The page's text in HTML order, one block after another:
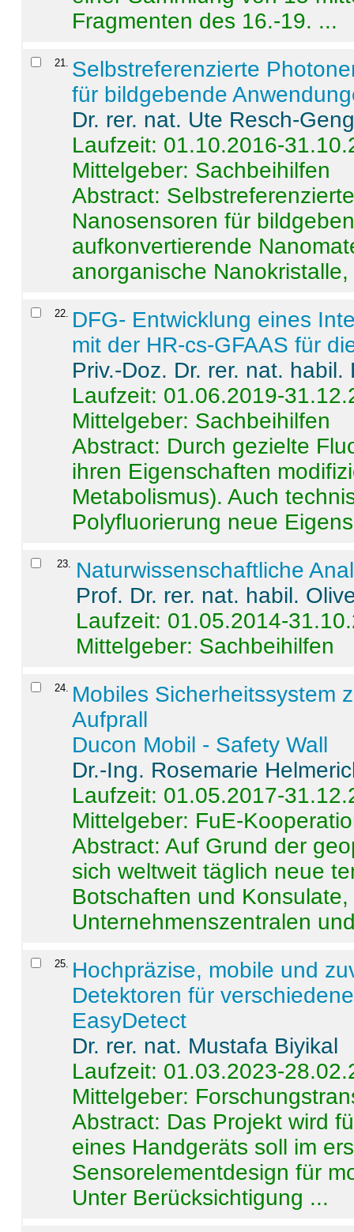
Fragmenten des 16.-19. ...
21
Selbstreferenzierte
für bildgebende
Dr. rer. nat. Ute Resch-
Laufzeit: 01.10.2016-
Mittelgeber: Sachbeihilfen
Abstract:
Nanosensoren für
aufkonvertierende
anorganische
22
DFG- Entwicklung eines
mit der HR-cs-GFAAS für
Priv.-Doz. Dr. rer. nat.
Laufzeit: 01.06.2019-
Mittelgeber: Sachbeihilfen
Abstract: Durch gezielte
ihren Eigenschaften
Metabolismus). Auch
Polyfluorierung neue
23. Naturwissenschaftliche
Prof. Dr. rer. nat. habil.
Laufzeit: 01.05.2014-
Mittelgeber: Sachbeihilfen
24. Mobiles Sicherheitssystem
Aufprall
Ducon Mobil - Safety Wall
Dr.-Ing. Rosemarie
Laufzeit: 01.05.2017-
Mittelgeber: FuE-
Abstract:Auf Grund der
sich weltweit täglich neue
Botschaften und
Unternehmenszentralen
25. Hochpräzise, mobile und
Detektoren für
EasyDetect
Dr. rer. nat. Mustafa Biyikal
Laufzeit: 01.03.2023-
Mittelgeber:
Abstract: Das Projekt wird
eines Handgeräts soll im
Sensorelementdesign für
Unter Berücksichtigung ...